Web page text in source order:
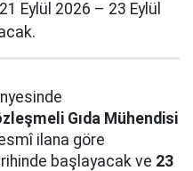
Eylül 2026 – 23 Eylül
Gıda Mühendisi
ilana göre
başlayacak ve 23